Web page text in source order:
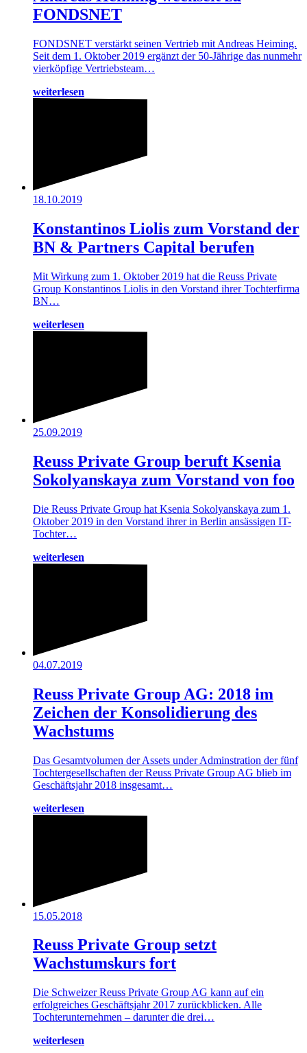
FONDSNET
FONDSNET verstärkt seinen Vertrieb mit Andreas Heiming.
Seit dem 1. Oktober 2019 ergänzt der 50-Jährige das nunmehr
vierköpfige Vertriebsteam…
weiterlesen
18.10.2019
Konstantinos Liolis zum Vorstand der
BN & Partners Capital berufen
Mit Wirkung zum 1. Oktober 2019 hat die Reuss Private
Group Konstantinos Liolis in den Vorstand ihrer Tochterfirma
BN…
weiterlesen
25.09.2019
Reuss Private Group beruft Ksenia
Sokolyanskaya zum Vorstand von foo
Die Reuss Private Group hat Ksenia Sokolyanskaya zum 1.
Oktober 2019 in den Vorstand ihrer in Berlin ansässigen IT-
Tochter…
weiterlesen
04.07.2019
Reuss Private Group AG: 2018 im
Zeichen der Konsolidierung des
Wachstums
Das Gesamtvolumen der Assets under Adminstration der fünf
Tochtergesellschaften der Reuss Private Group AG blieb im
Geschäftsjahr 2018 insgesamt…
weiterlesen
15.05.2018
Reuss Private Group setzt
Wachstumskurs fort
Die Schweizer Reuss Private Group AG kann auf ein
erfolgreiches Geschäftsjahr 2017 zurückblicken. Alle
Tochterunternehmen – darunter die drei…
weiterlesen